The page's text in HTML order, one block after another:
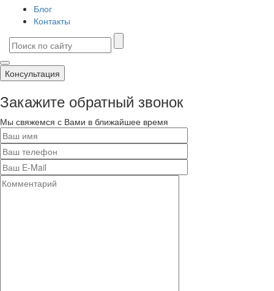
Блог
Контакты
Консультация
Закажите обратный звонок
Мы свяжемся с Вами в ближайшее время